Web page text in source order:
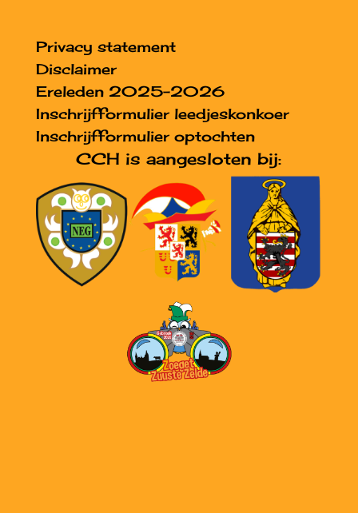
Privacy statement
Disclaimer
Ereleden 2025-2026
Inschrijfformulier leedjeskonkoer
Inschrijfformulier optochten
CCH is aangesloten bij: